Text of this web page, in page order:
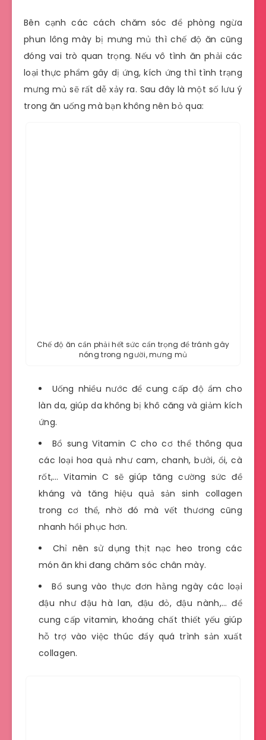
Bên cạnh các cách chăm sóc để phòng ngừa
phun lông mày bị mưng mủ thì chế độ ăn cũng
đóng vai trò quan trọng. Nếu vô tình ăn phải các
loại thực phẩm gây dị ứng, kích ứng thì tình trạng
mưng mủ sẽ rất dễ xảy ra. Sau đây là một số lưu ý
trong ăn uống mà bạn không nên bỏ qua:
Chế độ ăn cần phải hết sức cẩn trọng để tránh gây
nóng trong người, mưng mủ
Uống nhiều nước để cung cấp độ ẩm cho
làn da, giúp da không bị khô căng và giảm kích
ứng.
Bổ sung Vitamin C cho cơ thể thông qua
các loại hoa quả như cam, chanh, bưởi, ổi, cà
rốt,… Vitamin C sẽ giúp tăng cường sức đề
kháng và tăng hiệu quả sản sinh collagen
trong cơ thể, nhờ đó mà vết thương cũng
nhanh hồi phục hơn.
Chỉ nên sử dụng thịt nạc heo trong các
món ăn khi đang chăm sóc chân mày.
Bổ sung vào thực đơn hằng ngày các loại
đậu như đậu hà lan, đậu đỏ, đậu nành,… để
cung cấp vitamin, khoáng chất thiết yếu giúp
hỗ trợ vào việc thúc đẩy quá trình sản xuất
collagen.